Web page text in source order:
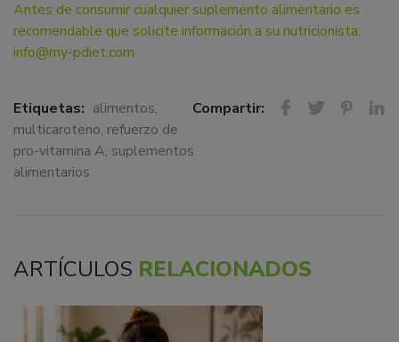
Antes de consumir cualquier suplemento alimentario es
recomendable que solicite información a su nutricionista:
info@my-pdiet.com
Etiquetas: alimentos,
multicaroteno, refuerzo de
pro-vitamina A, suplementos
alimentarios
Compartir:
ARTÍCULOS RELACIONADOS